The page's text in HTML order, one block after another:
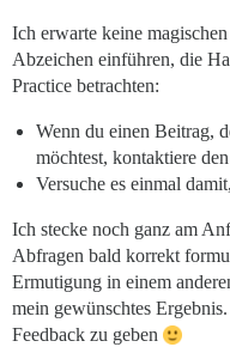
Ich erwarte keine
Abzeichen einführen, die
Practice betrachten:
Wenn du einen Beitrag,
möchtest, kontaktiere
Versuche es einmal
Ich stecke noch ganz am
Abfragen bald korrekt
Ermutigung in einem
mein gewünschtes
Feedback zu geben